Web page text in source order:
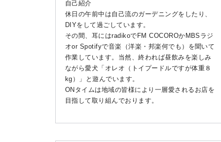
自己紹介
休日の午前中は自己流のガーデニングをしたり、
DIYをして過ごしています。
その間、耳にはradikoでFM COCOROかMBSラジ
オor Spotifyで音楽（洋楽・邦楽何でも）を聞いて
作業しています。当然、終われば昼飲みを楽しみ
ながら愛犬「オレオ（トイプードルですが体重８
kg）」と遊んでいます。
ONタイムは地域の皆様により一層愛されるお店を
目指して取り組んでおります。